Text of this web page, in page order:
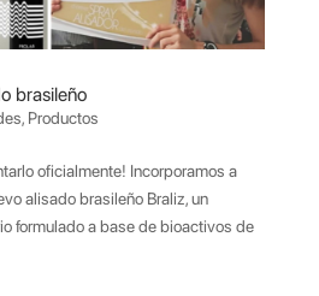
brasileño
, Productos
oficialmente! Incorporamos a
alisado brasileño Braliz, un
formulado a base de bioactivos de